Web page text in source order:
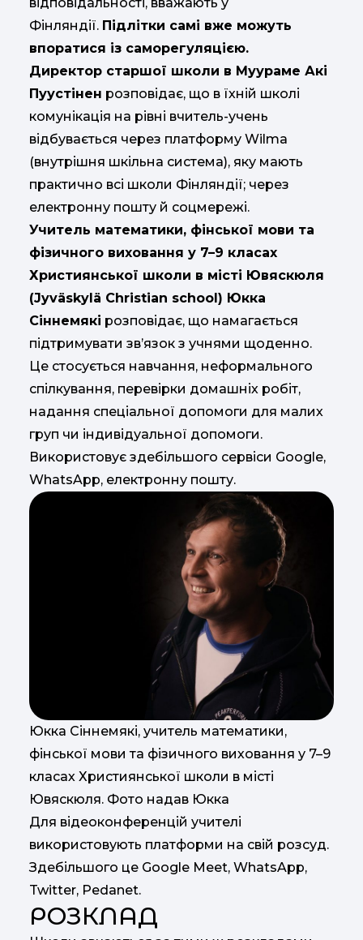
Фінляндії. Підлітки самі вже можуть
впоратися із саморегуляцією.
Директор старшої школи в Муураме Акі
Пуустінен розповідає, що в їхній школі
комунікація на рівні вчитель-учень
відбувається через платформу Wilma
(внутрішня шкільна система), яку мають
практично всі школи Фінляндії; через
електронну пошту й соцмережі.
Учитель математики, фінської мови та
фізичного виховання у 7–9 класах
Християнської школи в місті Ювяскюля
(Jyväskylä Christian school) Юкка
Сіннемякі розповідає, що намагається
підтримувати зв’язок з учнями щоденно.
Це стосується навчання, неформального
спілкування, перевірки домашніх робіт,
надання спеціальної допомоги для малих
груп чи індивідуальної допомоги.
Використовує здебільшого сервіси Google,
WhatsApp, електронну пошту.
Юкка Сіннемякі, учитель математики,
фінської мови та фізичного виховання у 7–9
класах Християнської школи в місті
Ювяскюля. Фото надав Юкка
Для відеоконференцій учителі
використовують платформи на свій розсуд.
Здебільшого це Google Meet, WhatsApp,
Twitter, Pedanet.
РОЗКЛАД